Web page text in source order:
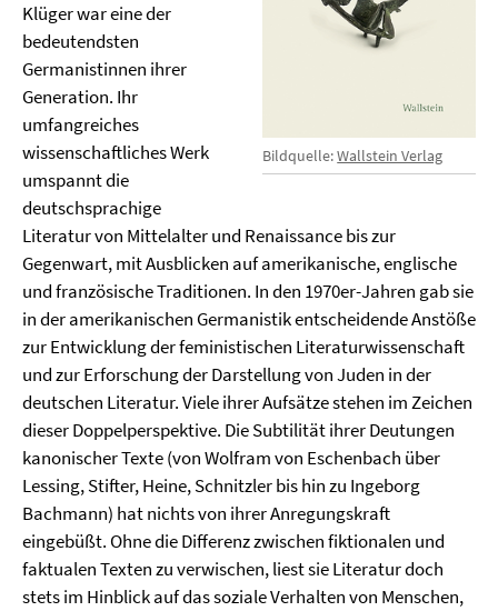
Bildquelle:Wallstein Verlag
Klüger war eine der
bedeutendsten
Germanistinnen ihrer
Generation. Ihr
umfangreiches
wissenschaftliches Werk
umspannt die
deutschsprachige
Literatur von Mittelalter und Renaissance bis zur
Gegenwart, mit Ausblicken auf amerikanische, englische
und französische Traditionen. In den 1970er-Jahren gab sie
in der amerikanischen Germanistik entscheidende Anstöße
zur Entwicklung der feministischen Literaturwissenschaft
und zur Erforschung der Darstellung von Juden in der
deutschen Literatur. Viele ihrer Aufsätze stehen im Zeichen
dieser Doppelperspektive. Die Subtilität ihrer Deutungen
kanonischer Texte (von Wolfram von Eschenbach über
Lessing, Stifter, Heine, Schnitzler bis hin zu Ingeborg
Bachmann) hat nichts von ihrer Anregungskraft
eingebüßt. Ohne die Differenz zwischen fiktionalen und
faktualen Texten zu verwischen, liest sie Literatur doch
stets im Hinblick auf das soziale Verhalten von Menschen,